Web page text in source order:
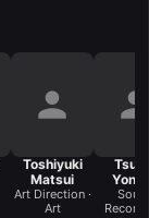
Toshiyuki
Matsui
Art Direction ·
Art